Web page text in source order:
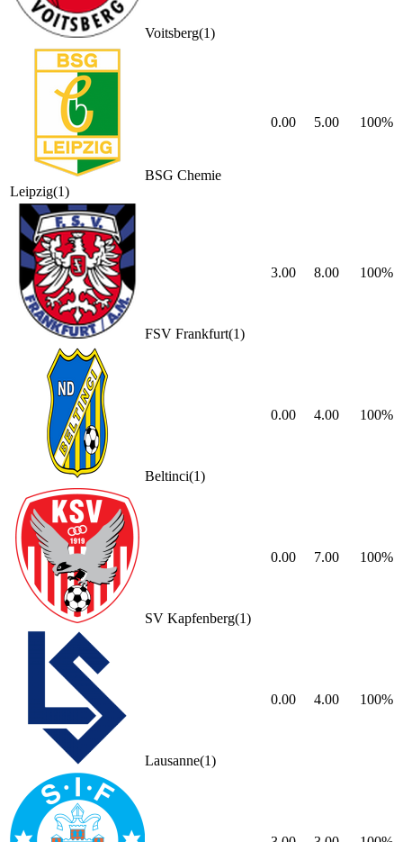
Voitsberg(1)
BSG Chemie
Leipzig(1)
0.00 5.00 100%
FSV Frankfurt(1)
3.00 8.00 100%
Beltinci(1)
0.00 4.00 100%
SV Kapfenberg(1)
0.00 7.00 100%
Lausanne(1)
0.00 4.00 100%